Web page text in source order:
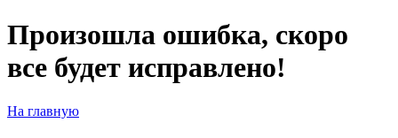
Произошла ошибка, скоро
все будет исправлено!
На главную